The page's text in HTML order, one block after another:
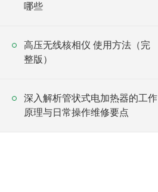
哪些
高压无线核相仪 使用方法（完
整版）
深入解析管状式电加热器的工作
原理与日常操作维修要点